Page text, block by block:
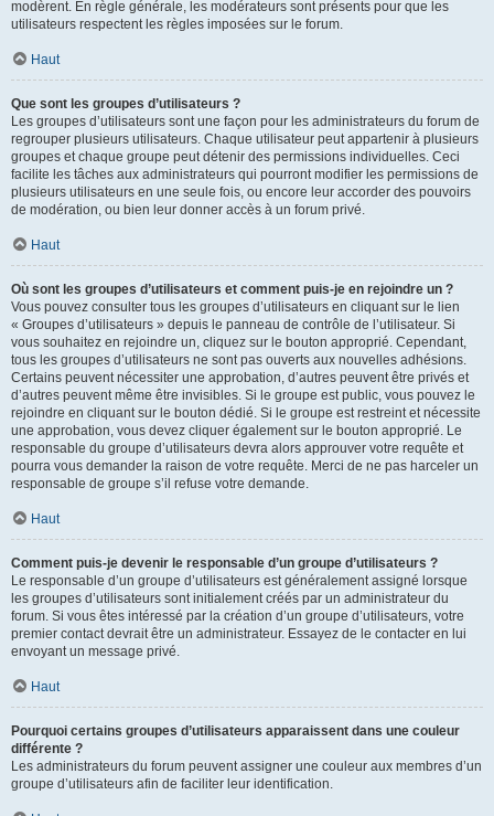
modèrent. En règle générale, les modérateurs sont présents pour que les
utilisateurs respectent les règles imposées sur le forum.
Haut
Que sont les groupes d’utilisateurs ?
Les groupes d’utilisateurs sont une façon pour les administrateurs du forum de
regrouper plusieurs utilisateurs. Chaque utilisateur peut appartenir à plusieurs
groupes et chaque groupe peut détenir des permissions individuelles. Ceci
facilite les tâches aux administrateurs qui pourront modifier les permissions de
plusieurs utilisateurs en une seule fois, ou encore leur accorder des pouvoirs
de modération, ou bien leur donner accès à un forum privé.
Haut
Où sont les groupes d’utilisateurs et comment puis-je en rejoindre un ?
Vous pouvez consulter tous les groupes d’utilisateurs en cliquant sur le lien
« Groupes d’utilisateurs » depuis le panneau de contrôle de l’utilisateur. Si
vous souhaitez en rejoindre un, cliquez sur le bouton approprié. Cependant,
tous les groupes d’utilisateurs ne sont pas ouverts aux nouvelles adhésions.
Certains peuvent nécessiter une approbation, d’autres peuvent être privés et
d’autres peuvent même être invisibles. Si le groupe est public, vous pouvez le
rejoindre en cliquant sur le bouton dédié. Si le groupe est restreint et nécessite
une approbation, vous devez cliquer également sur le bouton approprié. Le
responsable du groupe d’utilisateurs devra alors approuver votre requête et
pourra vous demander la raison de votre requête. Merci de ne pas harceler un
responsable de groupe s’il refuse votre demande.
Haut
Comment puis-je devenir le responsable d’un groupe d’utilisateurs ?
Le responsable d’un groupe d’utilisateurs est généralement assigné lorsque
les groupes d’utilisateurs sont initialement créés par un administrateur du
forum. Si vous êtes intéressé par la création d’un groupe d’utilisateurs, votre
premier contact devrait être un administrateur. Essayez de le contacter en lui
envoyant un message privé.
Haut
Pourquoi certains groupes d’utilisateurs apparaissent dans une couleur
différente ?
Les administrateurs du forum peuvent assigner une couleur aux membres d’un
groupe d’utilisateurs afin de faciliter leur identification.